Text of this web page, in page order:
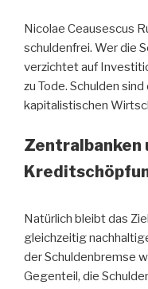
Nicolae Ceausescus
schuldenfrei. Wer die
verzichtet auf
zu Tode. Schulden
kapitalistischen
Zentralbanken
Natürlich bleibt das
gleichzeitig
der Schuldenbremse
Gegenteil, die